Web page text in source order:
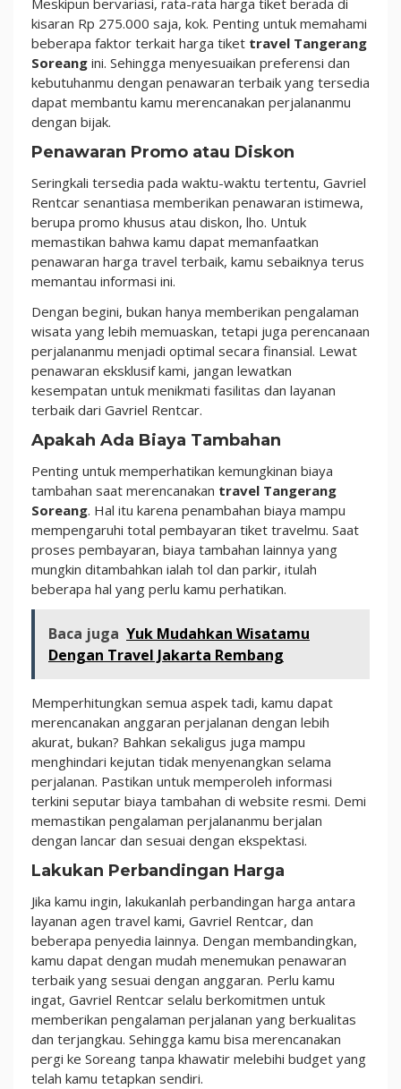
kisaran Rp 275.000 saja, kok. Penting untuk memahami
beberapa faktor terkait harga tiket travel Tangerang
Soreang ini. Sehingga menyesuaikan preferensi dan
kebutuhanmu dengan penawaran terbaik yang tersedia
dapat membantu kamu merencanakan perjalananmu
dengan bijak.
Penawaran Promo atau Diskon
Seringkali tersedia pada waktu-waktu tertentu, Gavriel
Rentcar senantiasa memberikan penawaran istimewa,
berupa promo khusus atau diskon, lho. Untuk
memastikan bahwa kamu dapat memanfaatkan
penawaran harga travel terbaik, kamu sebaiknya terus
memantau informasi ini.
Dengan begini, bukan hanya memberikan pengalaman
wisata yang lebih memuaskan, tetapi juga perencanaan
perjalananmu menjadi optimal secara finansial. Lewat
penawaran eksklusif kami, jangan lewatkan
kesempatan untuk menikmati fasilitas dan layanan
terbaik dari Gavriel Rentcar.
Apakah Ada Biaya Tambahan
Penting untuk memperhatikan kemungkinan biaya
tambahan saat merencanakan travel Tangerang
Soreang. Hal itu karena penambahan biaya mampu
mempengaruhi total pembayaran tiket travelmu. Saat
proses pembayaran, biaya tambahan lainnya yang
mungkin ditambahkan ialah tol dan parkir, itulah
beberapa hal yang perlu kamu perhatikan.
Baca juga Yuk Mudahkan Wisatamu
Dengan Travel Jakarta Rembang
Memperhitungkan semua aspek tadi, kamu dapat
merencanakan anggaran perjalanan dengan lebih
akurat, bukan? Bahkan sekaligus juga mampu
menghindari kejutan tidak menyenangkan selama
perjalanan. Pastikan untuk memperoleh informasi
terkini seputar biaya tambahan di website resmi. Demi
memastikan pengalaman perjalananmu berjalan
dengan lancar dan sesuai dengan ekspektasi.
Lakukan Perbandingan Harga
Jika kamu ingin, lakukanlah perbandingan harga antara
layanan agen travel kami, Gavriel Rentcar, dan
beberapa penyedia lainnya. Dengan membandingkan,
kamu dapat dengan mudah menemukan penawaran
terbaik yang sesuai dengan anggaran. Perlu kamu
ingat, Gavriel Rentcar selalu berkomitmen untuk
memberikan pengalaman perjalanan yang berkualitas
dan terjangkau. Sehingga kamu bisa merencanakan
pergi ke Soreang tanpa khawatir melebihi budget yang
telah kamu tetapkan sendiri.